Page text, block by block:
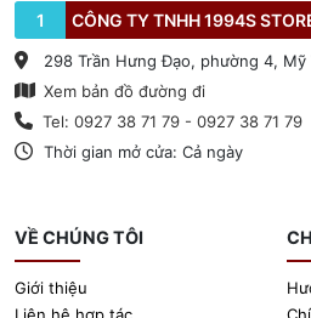
1 CÔNG TY TNHH 1994S
298 Trần Hưng Đạo, phường 4,
Xem bản đồ đường đi
Tel: 0927 38 71 79 - 0927 38 71 79
Thời gian mở cửa: Cả ngày
VỀ CHÚNG TÔI
Giới thiệu